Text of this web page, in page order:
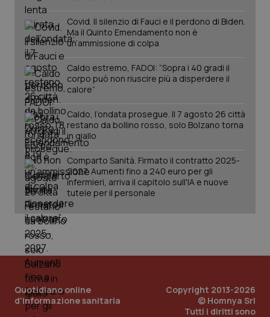
Covid. Il silenzio di Fauci e il perdono di Biden.
Ma il Quinto Emendamento non è
un’ammissione di colpa
Caldo estremo, FADOI: “Sopra i 40 gradi il
corpo può non riuscire più a disperdere il
calore”
Caldo, l’ondata prosegue. Il 7 agosto 26 città
restano da bollino rosso, solo Bolzano torna
in giallo
Comparto Sanità. Firmato il contratto 2025-
2027. Aumenti fino a 240 euro per gli
infermieri, arriva il capitolo sull'IA e nuove
tutele per il personale
Quotidiano online
d'informazione sanitaria
Copyright 2013-2026
© Homnya Srl
Tutti i diritti sono
PHPSESSID
PHP.net
www.quotidianosanita.it